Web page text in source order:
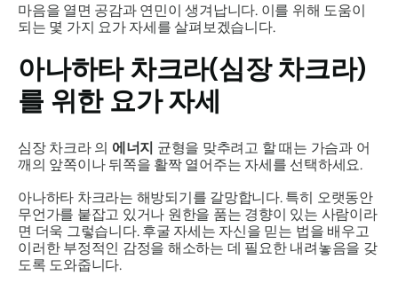
마음을 열면 공감과 연민이 생겨납니다. 이를 위해 도움이
되는 몇 가지 요가 자세를 살펴보겠습니다.
아나하타차크라(심장 차크라)
를 위한 요가 자세
심장 차크라의 에너지 균형을 맞추려고 할 때는 가슴과 어
깨의 앞쪽이나 뒤쪽을 활짝 열어주는 자세를 선택하세요.
아나하타 차크라는 해방되기를 갈망합니다. 특히 오랫동안
무언가를 붙잡고 있거나 원한을 품는 경향이 있는 사람이라
면 더욱 그렇습니다. 후굴 자세는 자신을 믿는 법을 배우고
이러한 부정적인 감정을 해소하는 데 필요한 내려놓음을 갖
도록 도와줍니다.